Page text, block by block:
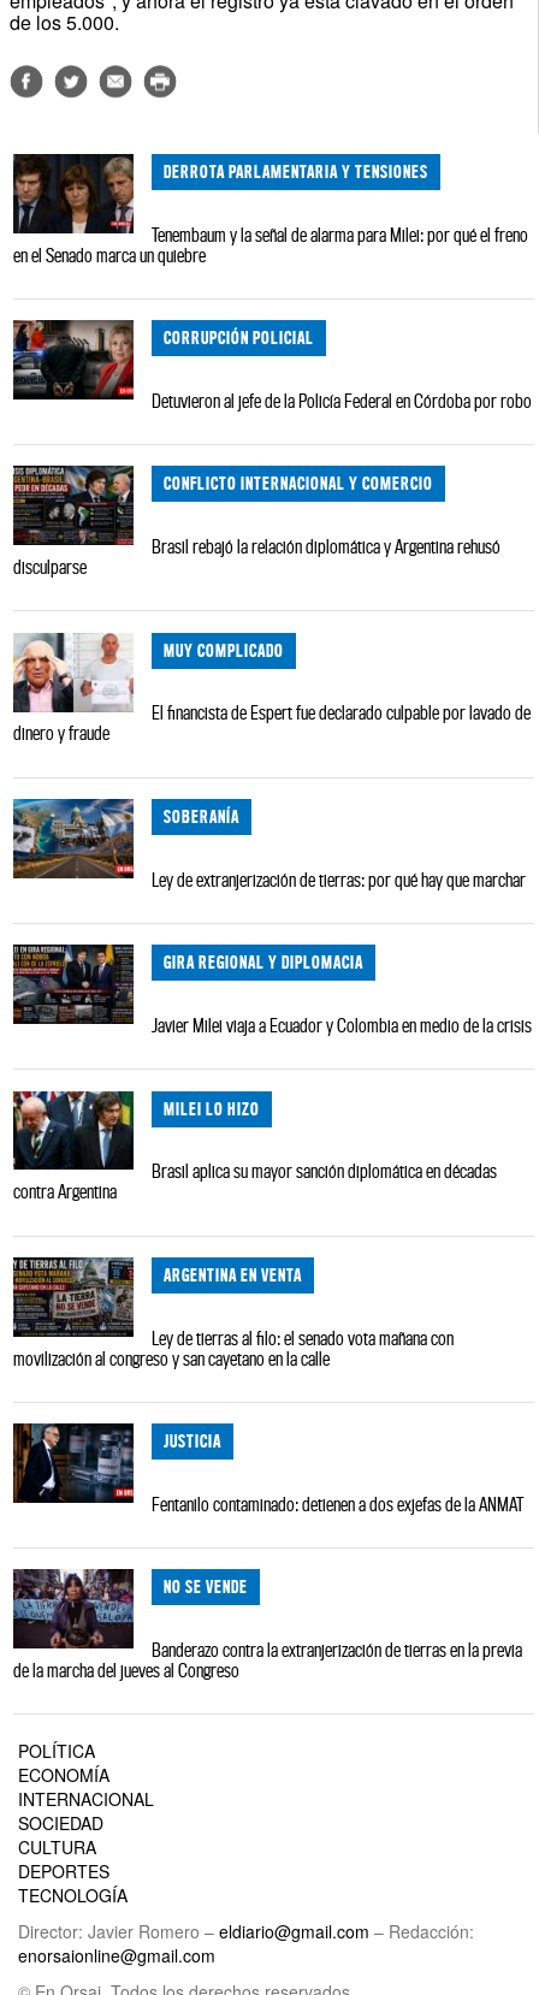
de los 5.000.
DERROTA PARLAMENTARIA Y TENSIONES
Tenembaum y la señal de alarma para Milei: por qué el freno
en el Senado marca un quiebre
CORRUPCIÓN POLICIAL
Detuvieron al jefe de la Policía Federal en Córdoba por robo
CONFLICTO INTERNACIONAL Y COMERCIO
Brasil rebajó la relación diplomática y Argentina rehusó
disculparse
MUY COMPLICADO
El financista de Espert fue declarado culpable por lavado de
dinero y fraude
SOBERANÍA
Ley de extranjerización de tierras: por qué hay que marchar
GIRA REGIONAL Y DIPLOMACIA
Javier Milei viaja a Ecuador y Colombia en medio de la crisis
MILEI LO HIZO
Brasil aplica su mayor sanción diplomática en décadas
contra Argentina
ARGENTINA EN VENTA
Ley de tierras al filo: el senado vota mañana con
movilización al congreso y san cayetano en la calle
JUSTICIA
Fentanilo contaminado: detienen a dos exjefas de la ANMAT
NO SE VENDE
Banderazo contra la extranjerización de tierras en la previa
de la marcha del jueves al Congreso
POLÍTICA
ECONOMÍA
INTERNACIONAL
SOCIEDAD
CULTURA
DEPORTES
TECNOLOGÍA
Director: Javier Romero – eldiario@gmail.com – Redacción:
enorsaionline@gmail.com